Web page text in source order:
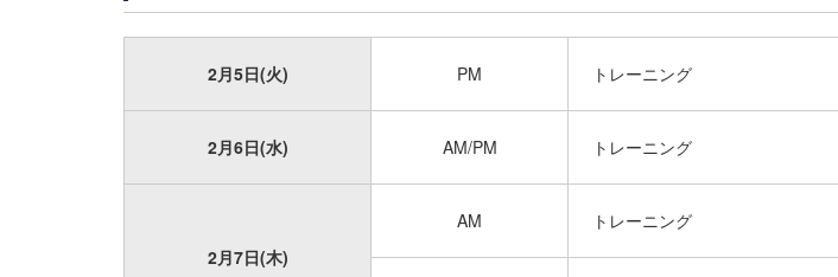
2月5日(火) PM トレーニング
2月6日(水) AM/PM トレーニング
2月7日(木)
AM トレーニング